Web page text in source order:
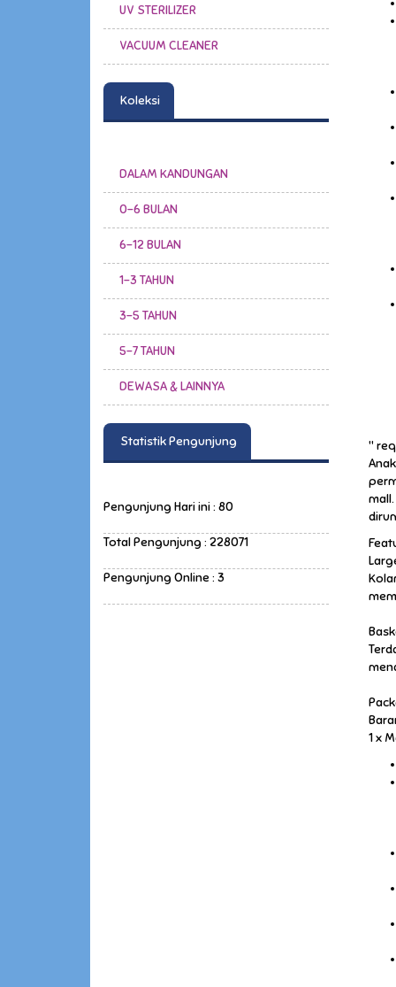
UV STERILIZER
VACUUM CLEANER
Koleksi
DALAM KANDUNGAN
0-6 BULAN
6-12 BULAN
1-3 TAHUN
3-5 TAHUN
5-7 TAHUN
DEWASA & LAINNYA
Statistik Pengunjung
Pengunjung Hari ini : 80
Total Pengunjung : 228071
Pengunjung Online : 3
"
1 x